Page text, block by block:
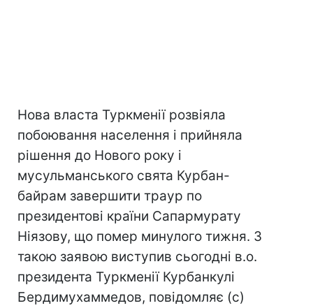
Нова власта Туркменії розвіяла
побоювання населення і прийняла
рішення до Нового року і
мусульманського свята Курбан-
байрам завершити траур по
президентові країни Сапармурату
Ніязову, що помер минулого тижня. З
такою заявою виступив сьогодні в.о.
президента Туркменії Курбанкулі
Бердимухаммедов, повідомляє (с)